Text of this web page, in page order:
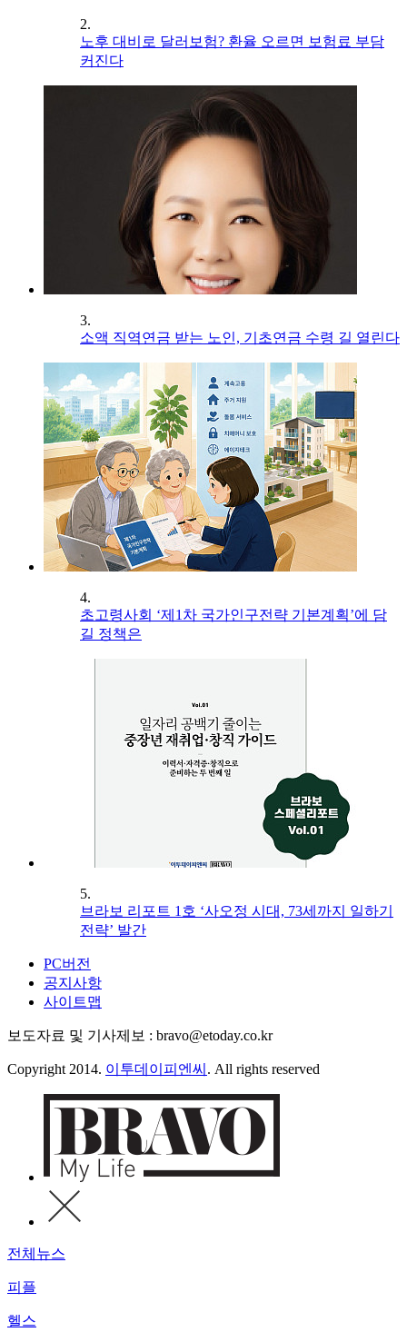
2.
노후 대비로 달러보험? 환율 오르면 보험료 부담
커진다
3.
소액 직역연금 받는 노인, 기초연금 수령 길 열린다
4.
초고령사회 ‘제1차 국가인구전략 기본계획’에 담
길 정책은
5.
브라보 리포트 1호 ‘사오정 시대, 73세까지 일하기
전략’ 발간
PC버전
공지사항
사이트맵
보도자료 및 기사제보 : bravo@etoday.co.kr
Copyright 2014. 이투데이피엔씨 . All rights reserved
전체뉴스
피플
헬스